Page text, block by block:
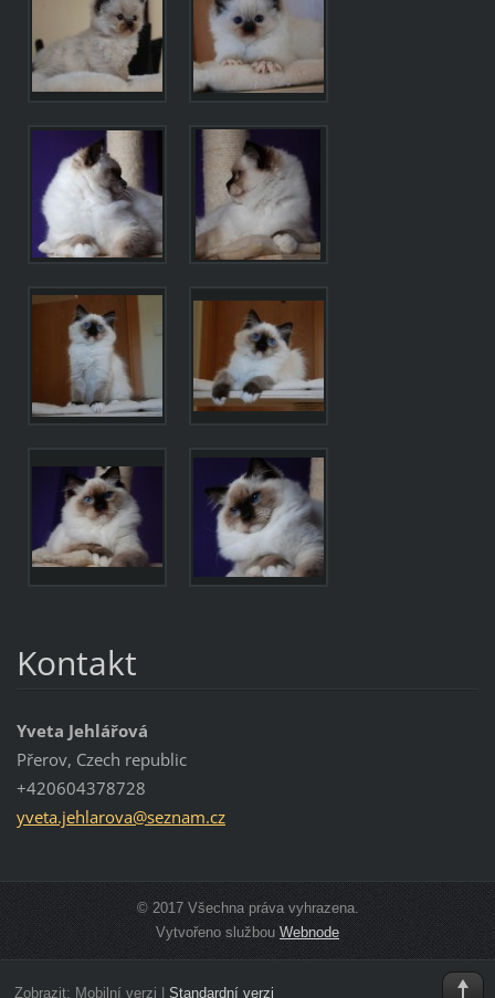
Kontakt
Yveta Jehlářová
Přerov, Czech republic
+420604378728
yveta.jehlarova@seznam.cz
© 2017 Všechna práva vyhrazena.
Vytvořeno službou Webnode
Zobrazit: Mobilní verzi Standardní verzi